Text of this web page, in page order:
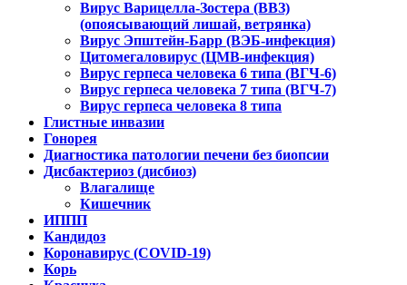
Вирус Варицелла-Зостера (ВВЗ)
(опоясывающий лишай, ветрянка)
Вирус Эпштейн-Барр (ВЭБ-инфекция)
Цитомегаловирус (ЦМВ-инфекция)
Вирус герпеса человека 6 типа (ВГЧ-6)
Вирус герпеса человека 7 типа (ВГЧ-7)
Вирус герпеса человека 8 типа
Глистные инвазии
Гонорея
Диагностика патологии печени без биопсии
Дисбактериоз (дисбиоз)
Влагалище
Кишечник
ИППП
Кандидоз
Коронавирус (COVID-19)
Корь